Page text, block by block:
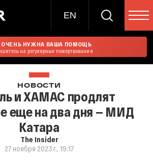
EN
ОЧЕНЬ НУЖНА ВАША ПОМОЩЬ
на регулярные пожертвования
НОВОСТИ
и ХАМАС продлят
еще на два дня — МИД
Катара
The Insider
27 ноября 2023 г., 19:17